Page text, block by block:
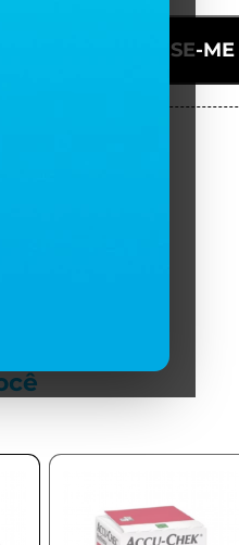
AVISE-